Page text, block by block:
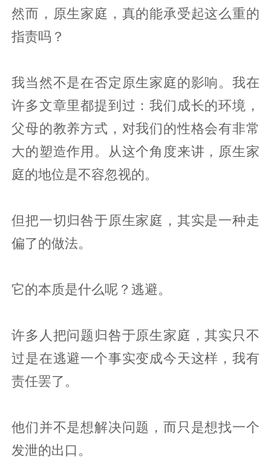
然而，原生家庭，真的能承受起这么重的
指责吗？
我当然不是在否定原生家庭的影响。我在
许多文章里都提到过：我们成长的环境，
父母的教养方式，对我们的性格会有非常
大的塑造作用。从这个角度来讲，原生家
庭的地位是不容忽视的。
但把一切归咎于原生家庭，其实是一种走
偏了的做法。
它的本质是什么呢？逃避。
许多人把问题归咎于原生家庭，其实只不
过是在逃避一个事实变成今天这样，我有
责任罢了。
他们并不是想解决问题，而只是想找一个
发泄的出口。